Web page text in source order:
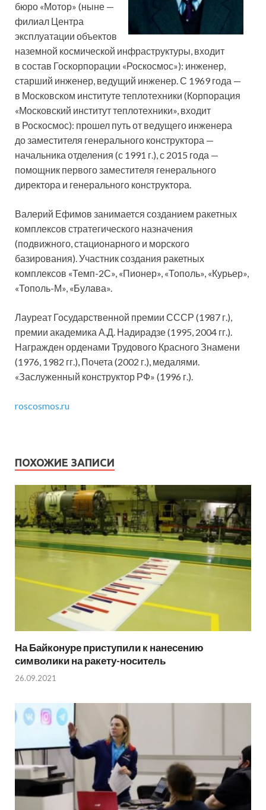
бюро «Мотор» (ныне —
филиал Центра
эксплуатации объектов
наземной космической инфраструктуры, входит
в состав Госкорпорации «Роскосмос»): инженер,
старший инженер, ведущий инженер. С 1969 года —
в Московском институте теплотехники (Корпорация
«Московский институт теплотехники», входит
в Роскосмос): прошел путь от ведущего инженера
до заместителя генерального конструктора —
начальника отделения (с 1991 г.), с 2015 года —
помощник первого заместителя генерального
директора и генерального конструктора.
Валерий Ефимов занимается созданием ракетных
комплексов стратегического назначения
(подвижного, стационарного и морского
базирования). Участник создания ракетных
комплексов «Темп-2С», «Пионер», «Тополь», «Курьер»,
«Тополь-М», «Булава».
Лауреат Государственной премии СССР (1987 г.),
премии академика А.Д. Надирадзе (1995, 2004 гг.).
Награжден орденами Трудового Красного Знамени
(1976, 1982 гг.), Почета (2002 г.), медалями.
«Заслуженный конструктор РФ» (1996 г.).
roscosmos.ru
ПОХОЖИЕ ЗАПИСИ
На Байконуре приступили к нанесению
символики на ракету-носитель
26.09.2021